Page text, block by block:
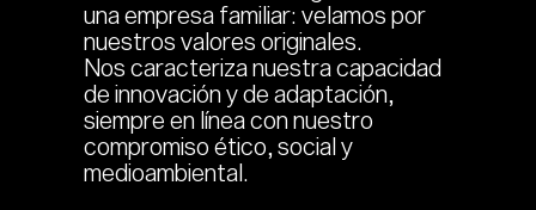
una empresa familiar: velamos por
nuestros valores originales.
Nos caracteriza nuestra capacidad
de innovación y de adaptación,
siempre en línea con nuestro
compromiso ético, social y
medioambiental.